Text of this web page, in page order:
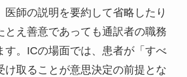
医師の説明を要約して省略したり
とえ善意であっても通訳者の職務
す。ICの場面では、患者が「すべ
け取ることが意思決定の前提とな